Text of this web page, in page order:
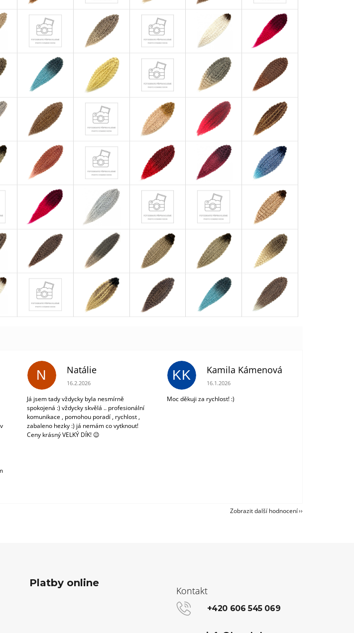
N Natálie
Hodnocení obchodu je 5 z 5 hvězdiček.
16.2.2026
Já jsem tady vždycky byla nesmírně
spokojená :) vždycky skvělá .. profesionální
komunikace , pomohou poradí , rychlost ,
zabaleno hezky :) já nemám co vytknout!
Ceny krásný VELKÝ DÍK! 😉
KK Kamila Kámenová
Hodnocení obchodu je 5 z 5 hvězdiček.
16.1.2026
Moc děkuji za rychlost! :)
Zobrazit další hodnocení
Platby online
Kontakt
+420 606 545 069